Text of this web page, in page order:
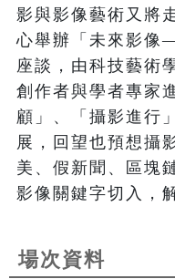
影與影像藝術又將
心舉辦「未來影像
座談，由科技藝術
創作者與學者專家
顧」、「攝影進行
展，回望也預想攝
美、假新聞、區塊
影像關鍵字切入，
場次資料